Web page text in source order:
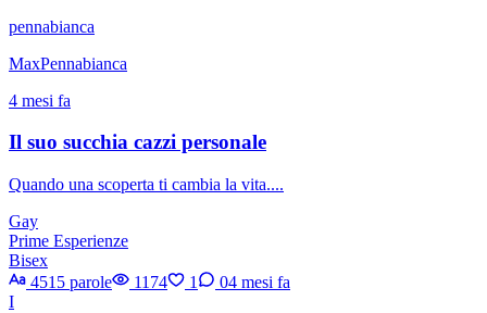
pennabianca
MaxPennabianca
4 mesi fa
Il suo succhia cazzi personale
Quando una scoperta ti cambia la vita....
Gay
Prime Esperienze
Bisex
4515 parole
1174 1 04 mesi fa
I